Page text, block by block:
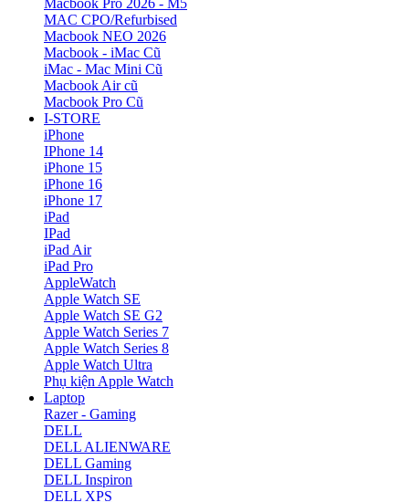
Macbook Pro 2026 - M5
MAC CPO/Refurbised
Macbook NEO 2026
Macbook - iMac Cũ
iMac - Mac Mini Cũ
Macbook Air cũ
Macbook Pro Cũ
I-STORE
iPhone
IPhone 14
iPhone 15
iPhone 16
iPhone 17
iPad
IPad
iPad Air
iPad Pro
AppleWatch
Apple Watch SE
Apple Watch SE G2
Apple Watch Series 7
Apple Watch Series 8
Apple Watch Ultra
Phụ kiện Apple Watch
Laptop
Razer - Gaming
DELL
DELL ALIENWARE
DELL Gaming
DELL Inspiron
DELL XPS